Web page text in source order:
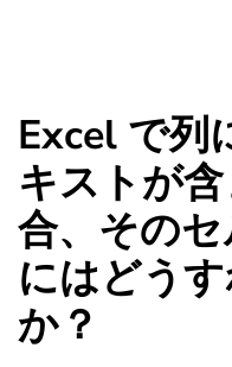
Excel で列
キストが
合、その
にはどう
か？